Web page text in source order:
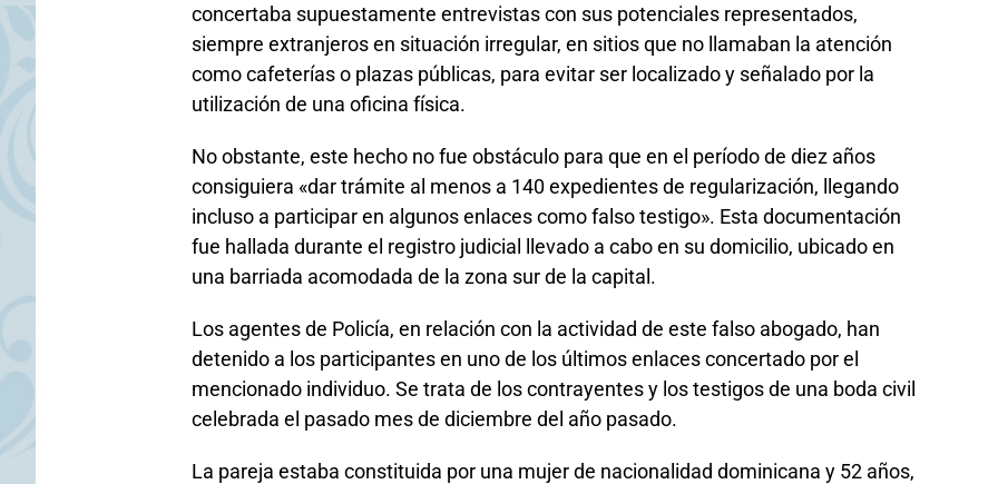
concertaba supuestamente entrevistas con sus potenciales representados,
siempre extranjeros en situación irregular, en sitios que no llamaban la atención
como cafeterías o plazas públicas, para evitar ser localizado y señalado por la
utilización de una oficina física.
No obstante, este hecho no fue obstáculo para que en el período de diez años
consiguiera «dar trámite al menos a 140 expedientes de regularización, llegando
incluso a participar en algunos enlaces como falso testigo». Esta documentación
fue hallada durante el registro judicial llevado a cabo en su domicilio, ubicado en
una barriada acomodada de la zona sur de la capital.
Los agentes de Policía, en relación con la actividad de este falso abogado, han
detenido a los participantes en uno de los últimos enlaces concertado por el
mencionado individuo. Se trata de los contrayentes y los testigos de una boda civil
celebrada el pasado mes de diciembre del año pasado.
La pareja estaba constituida por una mujer de nacionalidad dominicana y 52 años,